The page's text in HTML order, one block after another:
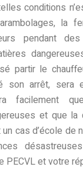
conditions
la
pendant
partir le
son arrêt, sera
facilement
et que la
cas d’école de
PECVL et votre